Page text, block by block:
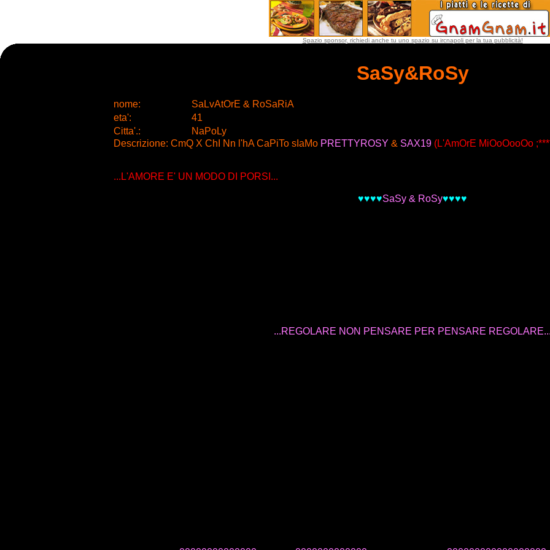
Spazio sponsor, richiedi anche tu uno spazio su ircnapoli per la tua pubblicità!
SaSy&RoSy
nome:
SaLvAtOrE & RoSaRiA
eta':
41
Citta'.:
NaPoLy
Descrizione: CmQ X ChI Nn l'hA CaPiTo sIaMo PRETTYROSY & SAX19 (L'AmOrE MiOoOooOo
...L'AMORE E' UN MODO DI PORSI...
♥♥♥♥SaSy & RoSy♥♥♥♥
...REGOLARE NON PENSARE PER PENSARE